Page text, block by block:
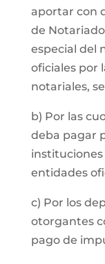
aportar con
de
especial del
oficiales por
notariales,
b) Por las
deba pagar
instituciones
entidades
c) Por los
otorgantes
pago de